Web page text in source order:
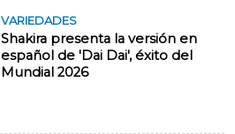
VARIEDADES
Shakira presenta la versión en
español de 'Dai Dai', éxito del
Mundial 2026